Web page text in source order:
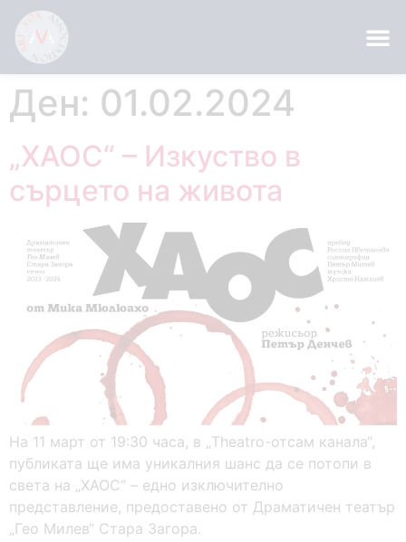
Ден: 01.02.2024
„ХАОС“ – Изкуство в
сърцето на живота
На 11 март от 19:30 часа, в „Theatro-отсам канала“,
публиката ще има уникалния шанс да се потопи в
света на „ХАОС“ – едно изключително
представление, предоставено от Драматичен театър
„Гео Милев“ Стара Загора.